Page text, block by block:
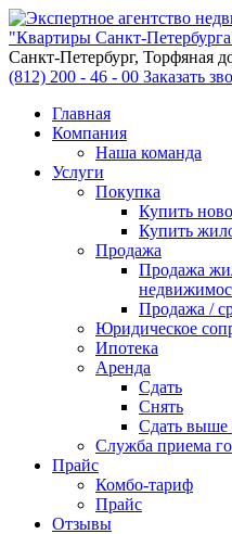
Санкт-Петербург, Торфяная
(812) 200 - 46 - 00 Заказать
Главная
Компания
Наша команда
Услуги
Покупка
Купить
Купить
Продажа
Продажа
Продажа /
Юридическое
Ипотека
Аренда
Сдать
Снять
Сдать выше
Служба приема
Прайс
Комбо-тариф
Прайс
Отзывы